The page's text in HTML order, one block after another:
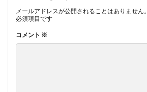
メールアドレスが公開されることはありません。
必須項目です
コメント ※